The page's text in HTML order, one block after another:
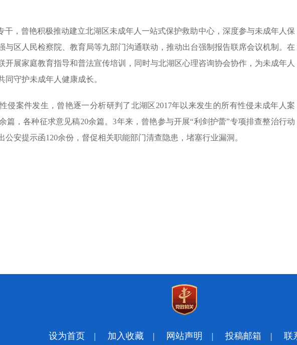
干，曾艳积极推动建立北湖区未成年人一站式保护救助中心，深度参与未成年人保
与区人民检察院、教育局等九部门沟通联动，推动出台强制报告联席会议机制。在
开展家庭教育指导和普法宣传培训，同时与北湖区心理咨询协会协作，为未成年人
守护未成年人健康成长。
侵案件发生，曾艳逐一分析研判了北湖区2017年以来发生的所有性侵未成年人案
篇，各种征求意见稿20余篇。3年来，曾艳参与开展“利剑护蕾”专项排查整治行动
公安提示函120余份，督促相关职能部门清查隐患，堵塞行业漏洞。
设为首页 | 加入收藏 | 网站声明 | 投稿邮箱 | 联